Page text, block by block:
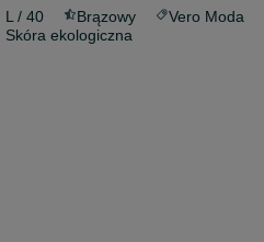
L / 40 Brązowy
Vero Moda
Skóra ekologiczna